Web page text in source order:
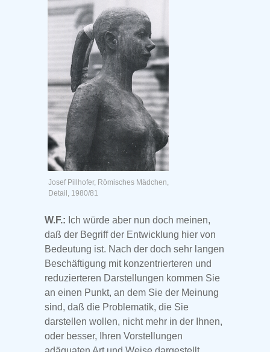
Josef Pillhofer, Römisches Mädchen,
Detail, 1980/81
W.F.: Ich würde aber nun doch meinen,
daß der Begriff der Entwicklung hier von
Bedeutung ist. Nach der doch sehr langen
Beschäftigung mit konzentrierteren und
reduzierteren Darstellungen kommen Sie
an einen Punkt, an dem Sie der Meinung
sind, daß die Problematik, die Sie
darstellen wollen, nicht mehr in der Ihnen,
oder besser, Ihren Vorstellungen